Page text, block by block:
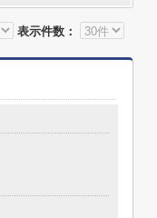
表示件数：